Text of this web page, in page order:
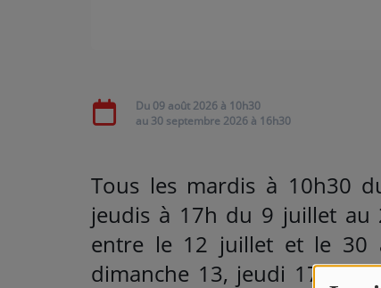
Titres diffusés Du 09 août 2026 à 10h30
au 30 septembre 2026 à 16h30
Tous les mardis à 10h30
jeudis à 17h du 9 juillet au
entre le 12 juillet et le 30
dimanche 13, jeudi 17,